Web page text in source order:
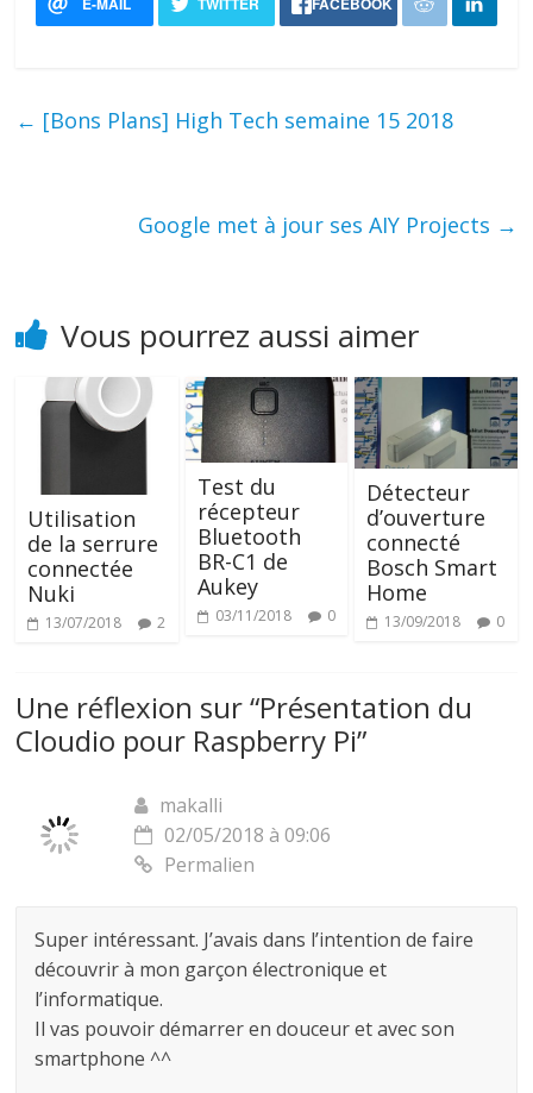
← [Bons Plans] High Tech semaine 15 2018
Google met à jour ses AIY Projects →
Vous pourrez aussi aimer
Utilisation
de la serrure
connectée
Nuki
13/07/2018 2
Test du
récepteur
Bluetooth
BR-C1 de
Aukey
03/11/2018 0
Détecteur
d’ouverture
connecté
Bosch Smart
Home
13/09/2018 0
Une réflexion sur “Présentation du
Cloudio pour Raspberry Pi”
makalli
02/05/2018 à 09:06
Permalien
Super intéressant. J’avais dans l’intention de faire
découvrir à mon garçon électronique et
l’informatique.
Il vas pouvoir démarrer en douceur et avec son
smartphone ^^